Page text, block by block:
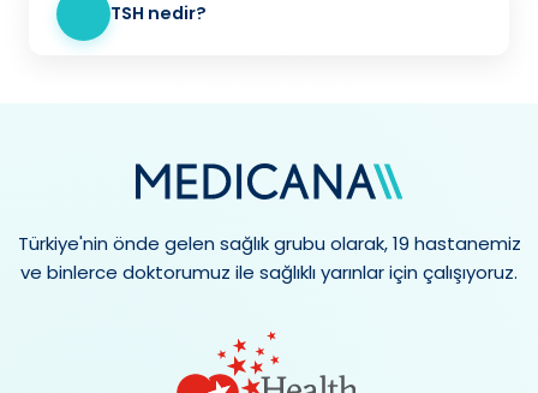
TSH nedir?
Türkiye'nin önde gelen sağlık grubu olarak, 19 hastanemiz
ve binlerce doktorumuz ile sağlıklı yarınlar için çalışıyoruz.